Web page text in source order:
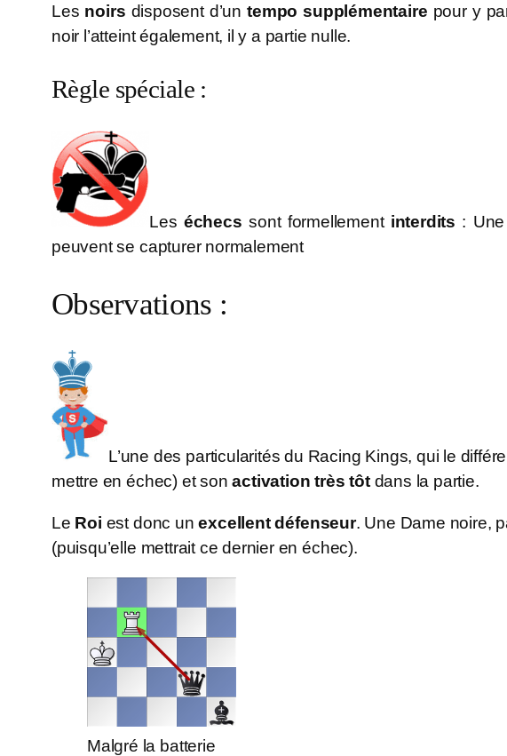
Les noirs disposent d’untempo supplémentaire pour y
noir l’atteint également, il y a partie nulle.
Règle spéciale :
Les échecs sont formellement interdits :
peuvent se capturer normalement
Observations :
L’une des particularités du Racing Kings, qui le
mettre en échec) et sonactivation très tôtdans la partie.
Le Roi est donc unexcellent défenseur. Une Dame noire,
(puisqu’elle mettrait ce dernier en échec).
Malgré la batterie